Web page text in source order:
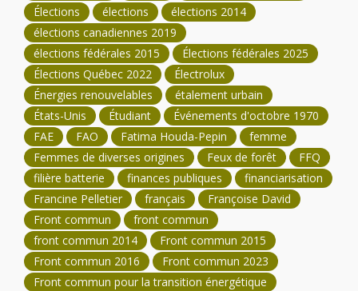
Élections
élections
élections 2014
élections canadiennes 2019
élections fédérales 2015
Élections fédérales 2025
Élections Québec 2022
Électrolux
Énergies renouvelables
étalement urbain
États-Unis
Étudiant
Événements d'octobre 1970
FAE
FAO Fatima Houda-Pepin
femme
Femmes de diverses origines
Feux de forêt
FFQ
filière batterie
finances publiques
financiarisation
Francine Pelletier
français
Françoise David
Front commun
front commun
front commun 2014
Front commun 2015
Front commun 2016
Front commun 2023
Front commun pour la transition énergétique